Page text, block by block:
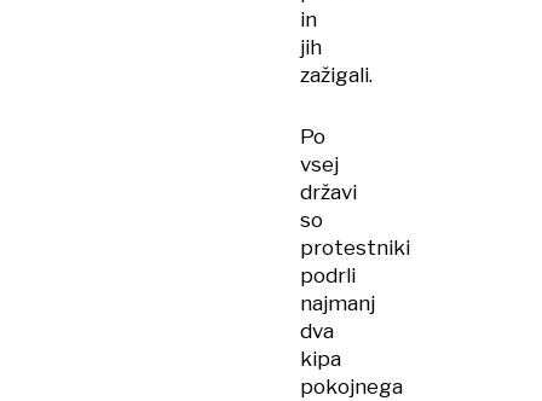
in
jih
zažigali.
Po
vsej
državi
so
protestniki
podrli
najmanj
dva
kipa
pokojnega